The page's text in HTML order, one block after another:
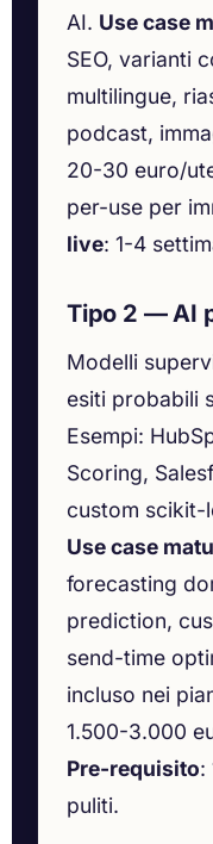
AI. Use case
SEO, varianti
multilingue,
podcast,
20-30 euro/
per-use per
live: 1-4
Tipo 2 — AI
Modelli
esiti probabili
Esempi:
Scoring,
custom scikit-
Use case
forecasting
prediction,
send-time
incluso nei
1.500-3.000
Pre-requisito:
puliti.